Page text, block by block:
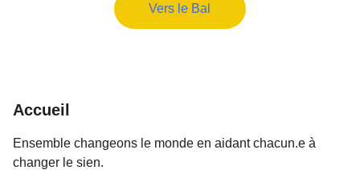
Vers le Bal
Accueil
Ensemble changeons le monde en aidant chacun.e à
changer le sien.